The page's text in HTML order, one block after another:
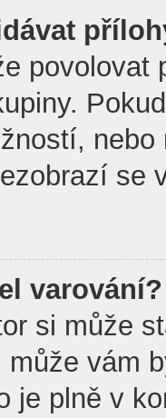
povolovat
se
varování?
si může
vám
je plně v